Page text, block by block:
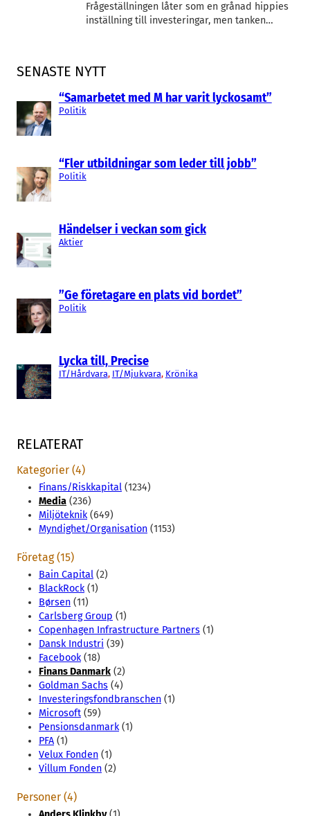
SENASTE NYTT
“Samarbetet med M har varit lyckosamt”
Politik
“Fler utbildningar som leder till jobb”
Politik
Händelser i veckan som gick
Aktier
”Ge företagare en plats vid bordet”
Politik
Lycka till, Precise
IT/Hårdvara, IT/Mjukvara, Krönika
Frågeställningen låter som en grånad hippies
inställning till investeringar, men tanken…
RELATERAT
Kategorier (4)
Finans/Riskkapital (1234)
Media (236)
Miljöteknik(649)
Myndighet/Organisation (1153)
Företag (15)
Bain Capital (2)
BlackRock(1)
Børsen (11)
Carlsberg Group (1)
Copenhagen Infrastructure Partners (1)
Dansk Industri (39)
Facebook(18)
Finans Danmark (2)
Goldman Sachs (4)
Investeringsfondbranschen (1)
Microsoft (59)
Pensionsdanmark(1)
PFA (1)
Velux Fonden (1)
Villum Fonden (2)
Personer (4)